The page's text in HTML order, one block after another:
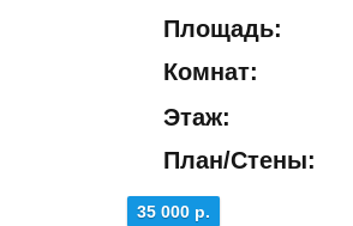
Площадь:
Комнат:
Этаж:
План/Стены:
35 000 р.